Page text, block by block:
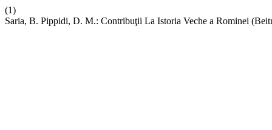
(1)
Saria, B. Pippidi, D. M.: Contribuţii La Istoria Veche a Rominei